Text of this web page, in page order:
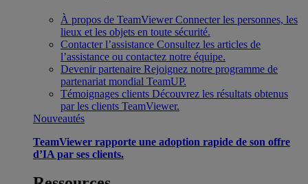
À propos de TeamViewer Connecter les personnes, les
lieux et les objets en toute sécurité.
Contacter l’assistance Consultez les articles de
l’assistance ou contactez notre équipe.
Devenir partenaire Rejoignez notre programme de
partenariat mondial TeamUP.
Témoignages clients Découvrez les résultats obtenus
par les clients TeamViewer.
Nouveautés
TeamViewer rapporte une adoption rapide de son offre
d’IA par ses clients.